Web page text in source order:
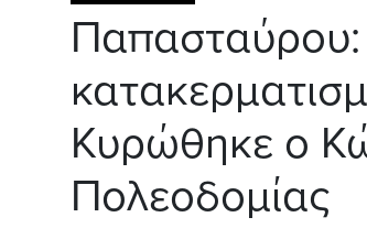
Παπασταύρου:
Κυρώθηκε ο
Πολεοδομίας